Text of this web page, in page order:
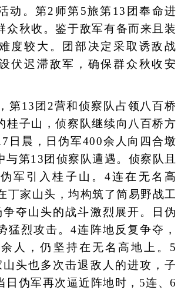
动。第2师第5旅第13团奉命进
众秋收。鉴于敌军有备而来且装
度较大。团部决定采取诱敌战
伏迟滞敌军，确保群众秋收安
13团2营和侦察队占领八百桥
桂子山，侦察队继续向八百桥方
日晨，日伪军400余人向四合墩
与第13团侦察队遭遇。侦察队且
军引入桂子山。4连在无名高
丁家山头，均构筑了简易野战工
夺山头的战斗激烈展开。日伪
猛烈攻击。4连阵地反复争夺，
人，仍坚持在无名高地上。5
头也多次击退敌人的进攻，子
日伪军再次逼近阵地时，5连、6